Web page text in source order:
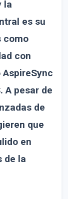
la
es su
como
con
A pesar de
de
que
en
de la